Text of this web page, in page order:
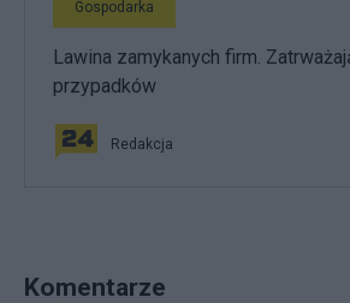
Gospodarka
Lawina zamykanych firm.
przypadków
Redakcja
Komentarze